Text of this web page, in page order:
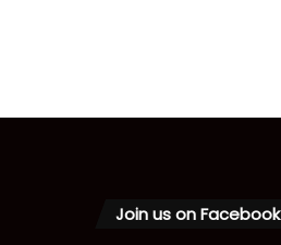
Join us on Facebook